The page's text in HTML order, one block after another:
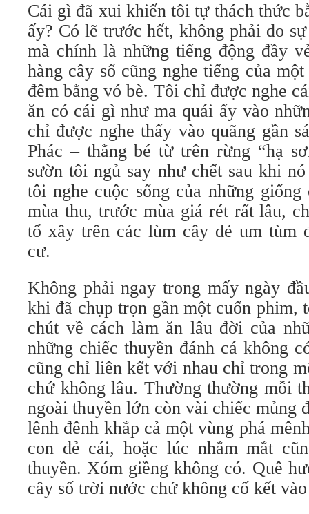
Cái gì đã xui khiến tôi tự thách thức
ấy? Có lẽ trước hết, không phải do
mà chính là những tiếng động đầy
hàng cây số cũng nghe tiếng của
đêm bằng vó bè. Tôi chỉ được nghe
ăn có cái gì như ma quái ấy vào
chỉ được nghe thấy vào quãng gần
Phác – thằng bé từ trên rừng “hạ
sườn tôi ngủ say như chết sau khi
tôi nghe cuộc sống của những
mùa thu, trước mùa giá rét rất lâu,
tổ xây trên các lùm cây dẻ um tùm
cư.
Không phải ngay trong mấy ngày
khi đã chụp trọn gần một cuốn phim,
chút về cách làm ăn lâu đời của
những chiếc thuyền đánh cá không
cũng chỉ liên kết với nhau chỉ trong
chứ không lâu. Thường thường mỗi
ngoài thuyền lớn còn vài chiếc mủng
lênh đênh khắp cả một vùng phá
con đẻ cái, hoặc lúc nhắm mắt
thuyền. Xóm giềng không có. Quê
cây số trời nước chứ không cố kết